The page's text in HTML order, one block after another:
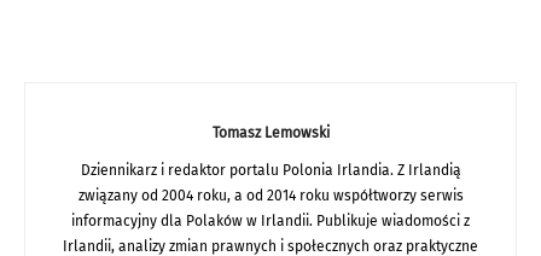
Tomasz Lemowski
Dziennikarz i redaktor portalu Polonia Irlandia. Z Irlandią
związany od 2004 roku, a od 2014 roku współtworzy serwis
informacyjny dla Polaków w Irlandii. Publikuje wiadomości z
Irlandii, analizy zmian prawnych i społecznych oraz praktyczne